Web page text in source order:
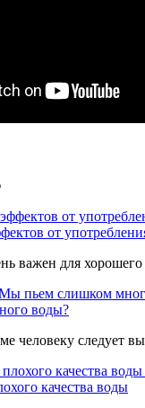
от
важен для
пьем слишком
воды?
человеку следует
качества воды